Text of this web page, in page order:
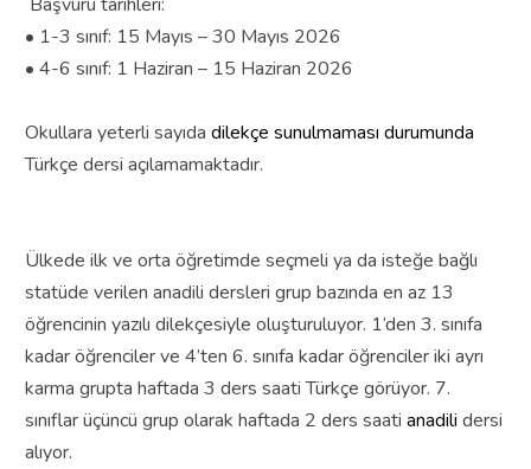
• 1-3 sınıf: 15 Mayıs – 30 Mayıs 2026
• 4-6 sınıf: 1 Haziran – 15 Haziran 2026
Okullara yeterli sayıda dilekçe sunulmaması durumunda
Türkçe dersi açılamamaktadır.
Ülkede ilk ve orta öğretimde seçmeli ya da isteğe bağlı
statüde verilen anadili dersleri grup bazında en az 13
öğrencinin yazılı dilekçesiyle oluşturuluyor. 1’den 3. sınıfa
kadar öğrenciler ve 4’ten 6. sınıfa kadar öğrenciler iki ayrı
karma grupta haftada 3 ders saati Türkçe görüyor. 7.
sınıflar üçüncü grup olarak haftada 2 ders saati anadili dersi
alıyor.